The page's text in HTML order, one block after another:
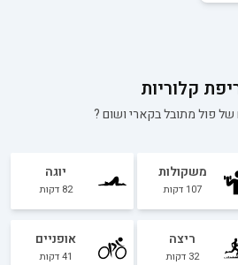
קלוריות
פול מתובל בקארי ושום?
משקולות
107 דקות
יוגה
82 דקות
ריצה
32 דקות
אופניים
41דקות